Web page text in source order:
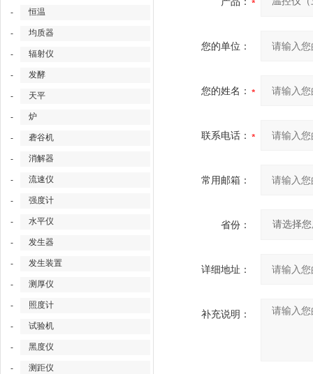
- 恒温
- 均质器
- 辐射仪
- 发酵
- 天平
- 炉
- 砻谷机
- 消解器
- 流速仪
- 强度计
- 水平仪
- 发生器
- 发生装置
- 测厚仪
- 照度计
- 试验机
- 黑度仪
- 测距仪
您的单位：
您的姓名：
联系电话：
常用邮箱：
省份：
详细地址：
补充说明：